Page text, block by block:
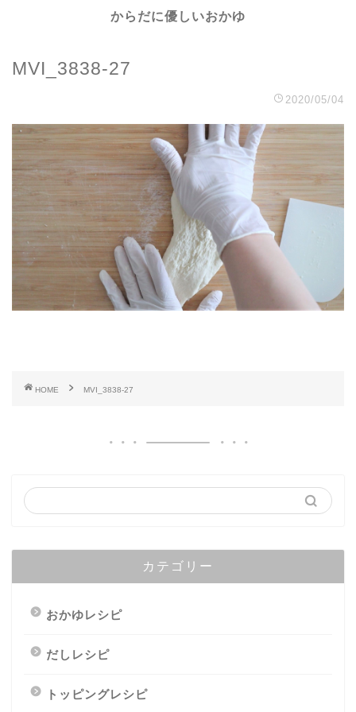
からだに優しいおかゆ
MVI_3838-27
2020/05/04
HOME MVI_3838-27
カテゴリー
おかゆレシピ
だしレシピ
トッピングレシピ